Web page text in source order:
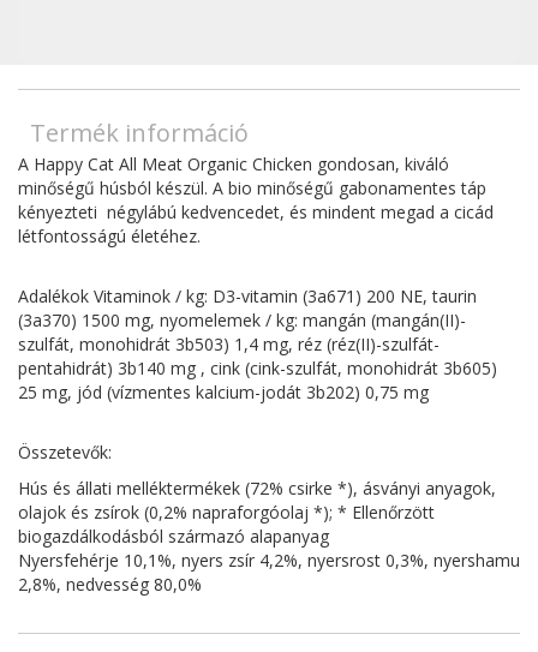
Termék információ
A Happy Cat All Meat Organic Chicken gondosan, kiváló
minőségű húsból készül. A bio minőségű gabonamentes táp
kényezteti négylábú kedvencedet, és mindent megad a cicád
létfontosságú életéhez.
Adalékok Vitaminok / kg: D3-vitamin (3a671) 200 NE, taurin
(3a370) 1500 mg, nyomelemek / kg: mangán (mangán(II)-
szulfát, monohidrát 3b503) 1,4 mg, réz (réz(II)-szulfát-
pentahidrát) 3b140 mg , cink (cink-szulfát, monohidrát 3b605)
25 mg, jód (vízmentes kalcium-jodát 3b202) 0,75 mg
Összetevők:
Hús és állati melléktermékek (72% csirke *), ásványi anyagok,
olajok és zsírok (0,2% napraforgóolaj *); * Ellenőrzött
biogazdálkodásból származó alapanyag
Nyersfehérje 10,1%, nyers zsír 4,2%, nyersrost 0,3%, nyershamu
2,8%, nedvesség 80,0%